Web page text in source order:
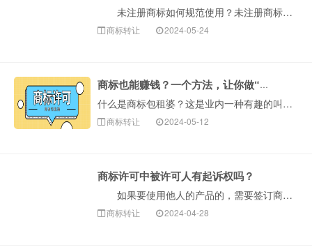
未注册商标如何规范使用？未注册商标可以许可使用吗？在现实生活中，我们都知道商标对于一种商品或一个企业来说非常重要，有些商标也已经成为驰名商标。驰名···
商标转让 2024-05-24
商标也能赚钱？一个方法，让你做“商标包租婆”！
什么是商标包租婆？这是业内一种有趣的叫法，主要指把商标许可给他人使用，利用商标来赚钱。商标注册人在商标获得注册后，可以通过签订商标使用许可合同有偿或无···
商标转让 2024-05-12
商标许可中被许可人有起诉权吗？
如果要使用他人的产品的，需要签订商标许可合同，如果商标被侵权的，可以提起诉讼，那么商标许可中被许可人有起诉权吗?下面我们和构卓企服一起来看看吧! ···
商标转让 2024-04-28